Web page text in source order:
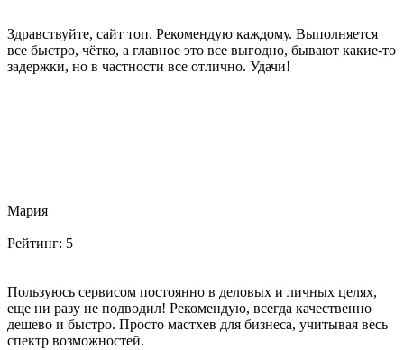
Здравствуйте, сайт топ. Рекомендую каждому. Выполняется
все быстро, чётко, а главное это все выгодно, бывают какие-то
задержки, но в частности все отлично. Удачи!
Мария
Рейтинг: 5
Пользуюсь сервисом постоянно в деловых и личных целях,
еще ни разу не подводил! Рекомендую, всегда качественно
дешево и быстро. Просто мастхев для бизнеса, учитывая весь
спектр возможностей.